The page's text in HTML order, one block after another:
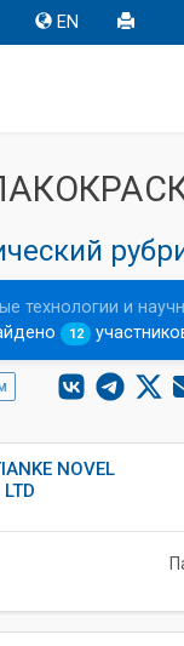
EN
технологии и
12
NOVEL